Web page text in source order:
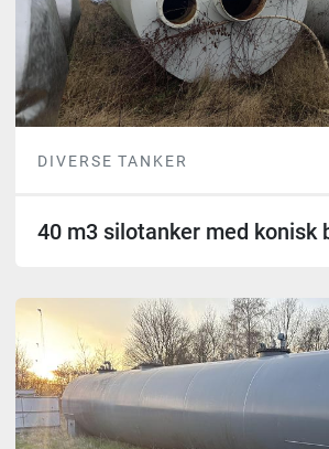
DIVERSE TANKER
40 m3 silotanker med konisk